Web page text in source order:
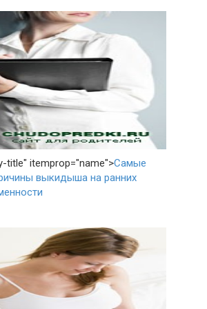
title" itemprop="name">Самые
выкидыша на ранних